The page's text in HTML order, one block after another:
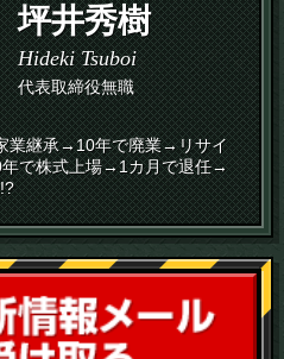
坪井秀樹
Hideki Tsuboi
代表取締役無職
業継承→10年で廃業→リサイ
で株式上場→1カ月で退任→